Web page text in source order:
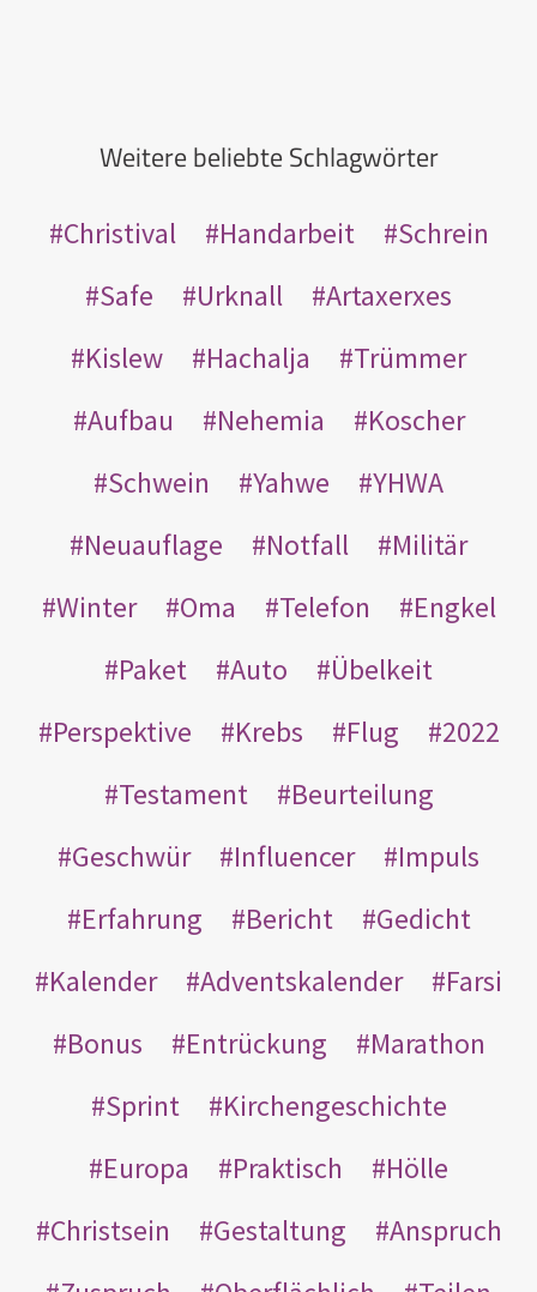
Weitere beliebte Schlagwörter
Christival Handarbeit
Schrein
Safe
Urknall
Artaxerxes
Kislew
Hachalja
Trümmer
Aufbau
Nehemia
Koscher
Schwein
Yahwe
YHWA
Neuauflage
Notfall
Militär
Winter
Oma Telefon
Engkel
Paket
Auto
Übelkeit
Perspektive
Krebs Flug
2022
Testament
Beurteilung
Geschwür
Influencer
Impuls
Erfahrung
Bericht
Gedicht
Kalender
Adventskalender
Farsi
Bonus
Entrückung
Marathon
Sprint
Kirchengeschichte
Europa
Praktisch
Hölle
Christsein
Gestaltung
Anspruch